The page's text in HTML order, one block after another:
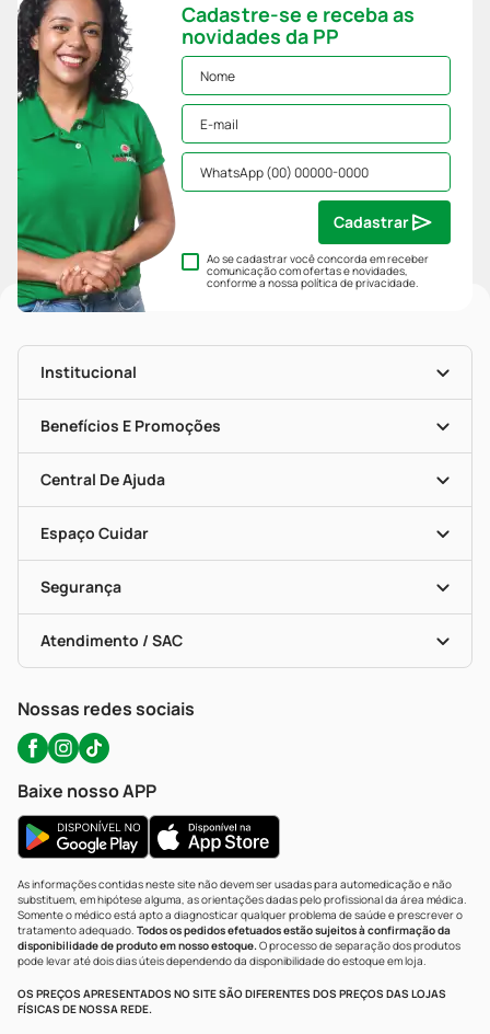
Cadastre-se e receba as
novidades da PP
Ao se cadastrar você concorda em receber
comunicação com ofertas e novidades,
conforme a nossapolítica de privacidade.
Cadastrar
Institucional
História
Nossas Lojas
Mapa De Categorias
Blog Da PP
Seja Uma Loja Parceira
Benefícios E Promoções
Clube PP
Convênios
Programa Popular Do Brasil
Encarte De Ofertas
Dermaclub
Descontos De Laboratório (PBM)
Cupons E Ofertas
Central De Ajuda
Entrega
Recompra Programada
Compras Com Receita
Alomed (tele-Entrega)
Formas De Pagamento
Troca E Devolução
Bulas De A A Z
Políticas De Marketplace
Espaço Cuidar
Vacinas
Serviços Farmacêuticos
Testes Rápidos
Autoteste Covid-19
Segurança
Certificado De Segurança
Portal Da Privacidade
Atendimento / SAC
WhatsApp (47) 9202-1687
Nossas redes sociais
Baixe nosso APP
As informações contidas neste site não devem ser usadas para automedicação e não
substituem, em hipótese alguma, as orientações dadas pelo profissional da área médica.
Somente o médico está apto a diagnosticar qualquer problema de saúde e prescrever o
tratamento adequado. Todos os pedidos efetuados estão sujeitos à confirmação da
disponibilidade de produto em nosso estoque.O processo de separação dos produtos
pode levar até dois dias úteis dependendo da disponibilidade do estoque em loja.
OS PREÇOS APRESENTADOS NO SITE SÃO DIFERENTES DOS PREÇOS DAS LOJAS
FÍSICAS DE NOSSA REDE.